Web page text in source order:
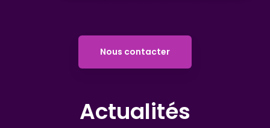
Nous contacter
Actualités